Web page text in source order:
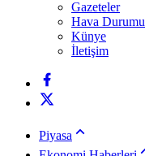
Gazeteler
Hava Durumu
Künye
İletişim
Piyasa